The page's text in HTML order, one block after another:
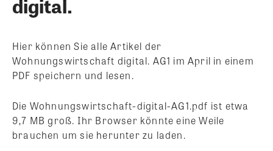
Hier können Sie alle Artikel der
Wohnungswirtschaft digital. AG1 im April in einem
PDF speichern und lesen.
Die Wohnungswirtschaft-digital-AG1.pdf ist etwa
9,7 MB groß. Ihr Browser könnte eine Weile
brauchen um sie herunter zu laden.